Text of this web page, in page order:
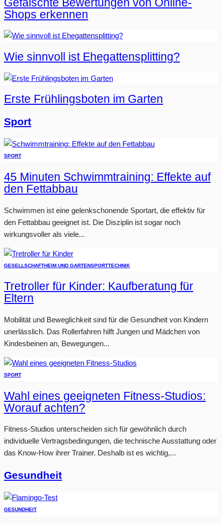
Gefälschte Bewertungen von Online-
Shops erkennen
Wie sinnvoll ist Ehegattensplitting?
Erste Frühlingsboten im Garten
Sport
SPORT
45 Minuten Schwimmtraining: Effekte auf
den Fettabbau
Schwimmen ist eine gelenkschonende Sportart, die effektiv für
den Fettabbau geeignet ist. Die Disziplin ist sogar noch
wirkungsvoller als viele...
GESELLSCHAFTHEIM UND GARTENSPORTTECHNIK
Tretroller für Kinder: Kaufberatung für
Eltern
Mobilität und Beweglichkeit sind für die Gesundheit von Kindern
unerlässlich. Das Rollerfahren hilft Jungen und Mädchen von
Kindesbeinen an, Bewegungen...
SPORT
Wahl eines geeigneten Fitness-Studios:
Worauf achten?
Fitness-Studios unterscheiden sich für gewöhnlich durch
individuelle Vertragsbedingungen, die technische Ausstattung oder
das Know-How ihrer Trainer. Deshalb ist es wichtig,...
Gesundheit
GESUNDHEIT